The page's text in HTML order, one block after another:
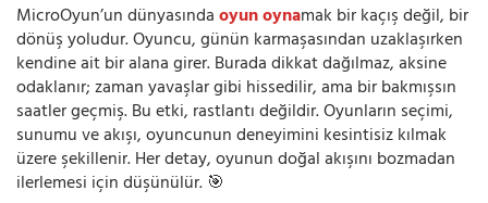
MicroOyun’un dünyasındaoyun oynamak bir kaçış değil, bir
dönüş yoludur. Oyuncu, günün karmaşasından uzaklaşırken
kendine ait bir alana girer. Burada dikkat dağılmaz, aksine
odaklanır; zaman yavaşlar gibi hissedilir, ama bir bakmışsın
saatler geçmiş. Bu etki, rastlantı değildir. Oyunların seçimi,
sunumu ve akışı, oyuncunun deneyimini kesintisiz kılmak
üzere şekillenir. Her detay, oyunun doğal akışını bozmadan
ilerlemesi için düşünülür. 🎯